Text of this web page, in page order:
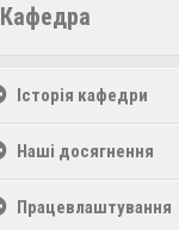
Кафедра
Історія кафедри
Наші досягнення
Працевлаштування